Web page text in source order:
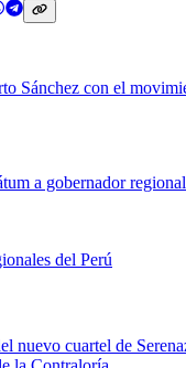
Sánchez con el
a gobernador
del Perú